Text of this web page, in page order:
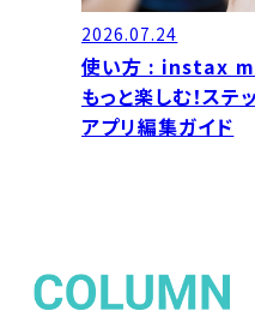
2026.07.24
使い方 : instax
もっと楽しむ！ス
アプリ編集ガイド